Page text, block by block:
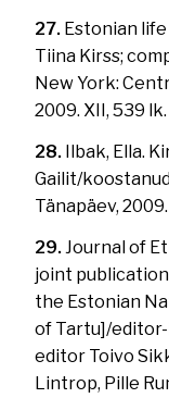
27. Estonian
Tiina Kirss;
New York:
2009. XII, 539 lk.
28. Ilbak, Ella.
Gailit/
Tänapäev,
29. Journal of
joint
the Estonian
of Tartu]/
editor Toivo
Lintrop, Pille